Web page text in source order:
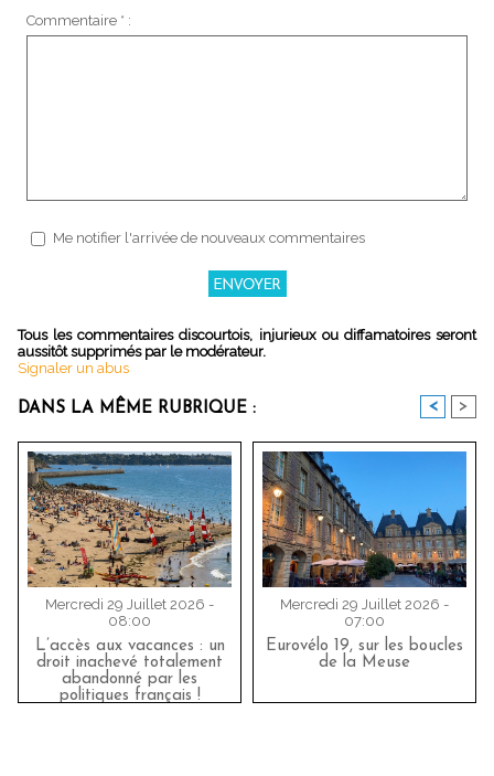
Commentaire * :
Me notifier l'arrivée de nouveaux commentaires
Tous les commentaires discourtois, injurieux ou diffamatoires seront
aussitôt supprimés par le modérateur.
Signaler un abus
DANS LA MÊME RUBRIQUE : < >
Mercredi 29 Juillet 2026 -
08:00
L’accès aux vacances : un
droit inachevé totalement
abandonné par les
politiques français !
Mercredi 29 Juillet 2026 -
07:00
Eurovélo 19, sur les boucles
de la Meuse